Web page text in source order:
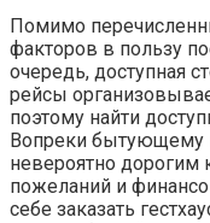
Помимо
факторов в пользу
очередь, доступная
рейсы
поэтому найти
Вопреки бытующему
невероятно дорогим
пожеланий и
себе заказать